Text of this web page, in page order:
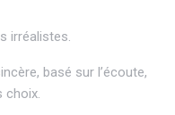
irréalistes.
basé sur l’écoute,
choix.